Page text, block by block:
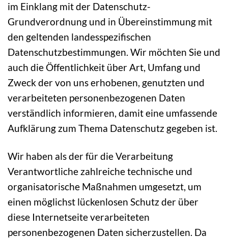
im Einklang mit der Datenschutz-
Grundverordnung und in Übereinstimmung mit
den geltenden landesspezifischen
Datenschutzbestimmungen. Wir möchten Sie und
auch die Öffentlichkeit über Art, Umfang und
Zweck der von uns erhobenen, genutzten und
verarbeiteten personenbezogenen Daten
verständlich informieren, damit eine umfassende
Aufklärung zum Thema Datenschutz gegeben ist.
Wir haben als der für die Verarbeitung
Verantwortliche zahlreiche technische und
organisatorische Maßnahmen umgesetzt, um
einen möglichst lückenlosen Schutz der über
diese Internetseite verarbeiteten
personenbezogenen Daten sicherzustellen. Da